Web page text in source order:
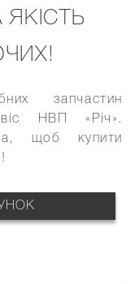
ЯКІСТЬ
запчастин
НВП «Річ».
щоб купити